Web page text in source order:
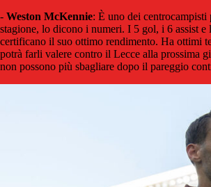
- Weston McKennie: È uno dei
stagione, lo dicono i numeri. I 5 gol, i 6 assist e
certificano il suo ottimo rendimento. Ha ottimi
potrà farli valere contro il Lecce alla prossima
non possono più sbagliare dopo il pareggio